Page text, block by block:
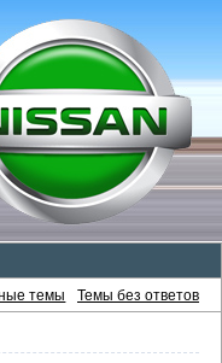
темы Темы без ответов